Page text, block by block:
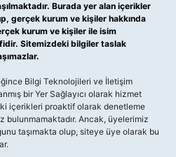
Burada yer alan içerikler
gerçek kurum ve kişiler hakkında
kurum ve kişiler ile isim
Sitemizdeki bilgiler taslak
Bilgi Teknolojileri ve İletişim
bir Yer Sağlayıcı olarak hizmet
içerikleri proaktif olarak denetleme
bulunmamaktadır. Ancak, üyelerimiz
taşımakta olup, siteye üye olarak bu